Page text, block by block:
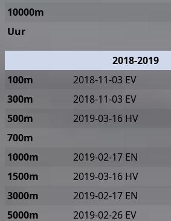
10000m
Uur
2018-2019
100m
2018-11-03 EV
300m
2018-11-03 EV
500m
2019-03-16 HV
700m
1000m
2019-02-17 EN
1500m
2019-03-16 HV
3000m
2019-02-17 EN
5000m
2019-02-26 EV